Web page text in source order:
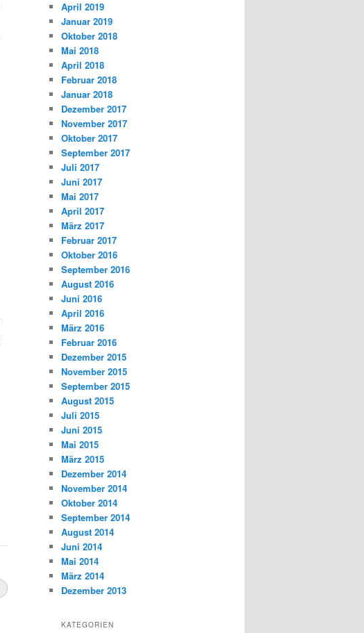
April 2019
Januar 2019
Oktober 2018
Mai 2018
April 2018
Februar 2018
Januar 2018
Dezember 2017
November 2017
Oktober 2017
September 2017
Juli 2017
Juni 2017
Mai 2017
April 2017
März 2017
Februar 2017
Oktober 2016
September 2016
August 2016
Juni 2016
April 2016
März 2016
Februar 2016
Dezember 2015
November 2015
September 2015
August 2015
Juli 2015
Juni 2015
Mai 2015
März 2015
Dezember 2014
November 2014
Oktober 2014
September 2014
August 2014
Juni 2014
Mai 2014
März 2014
Dezember 2013
KATEGORIEN